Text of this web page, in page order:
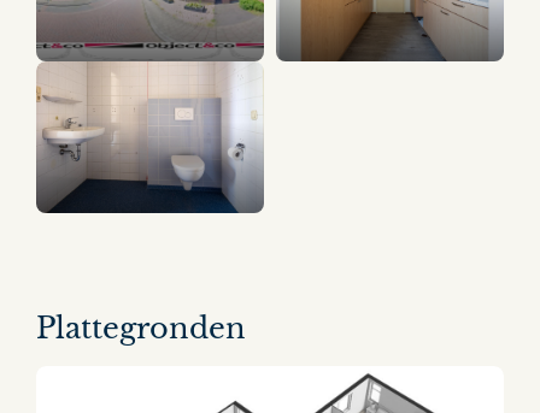
11 panorama's
Plattegronden